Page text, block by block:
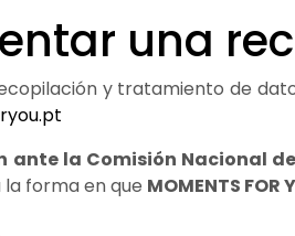
una
y tratamiento de
ante la Comisión Nacional
forma en que MOMENTS FOR